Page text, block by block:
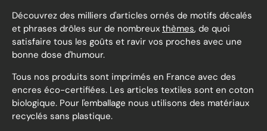
Découvrez des milliers d'articles ornés de motifs décalés
et phrases drôles sur de nombreux thèmes, de quoi
satisfaire tous les goûts et ravir vos proches avec une
bonne dose d'humour.
Tous nos produits sont imprimés en France avec des
encres éco-certifiées. Les articles textiles sont en coton
biologique. Pour l'emballage nous utilisons des matériaux
recyclés sans plastique.